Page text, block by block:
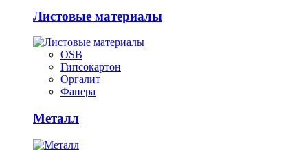
Листовые материалы
OSB
Гипсокартон
Оргалит
Фанера
Металл